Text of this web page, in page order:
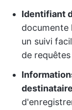
Identifiant
documente
un suivi
de
destinataire